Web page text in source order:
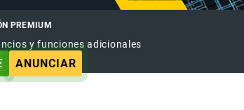
PREMIUM
y funciones adicionales
ANUNCIAR